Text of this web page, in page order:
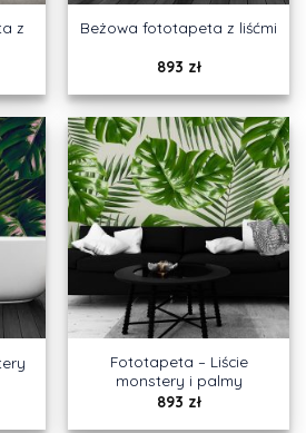
z
Beżowa fototapeta z liśćmi
893 zł
Fototapeta – Liście
monstery i palmy
893 zł